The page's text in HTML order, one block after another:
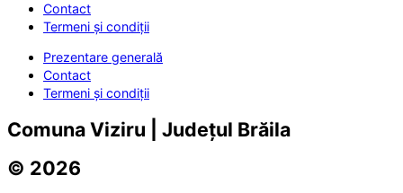
Contact
Termeni și condiții
Prezentare generală
Contact
Termeni și condiții
Comuna Viziru | Județul Brăila
© 2026